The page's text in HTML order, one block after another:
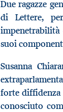
Due ragazze
di Lettere,
impenetrabilità
suoi
Susanna
forte
conosciuto